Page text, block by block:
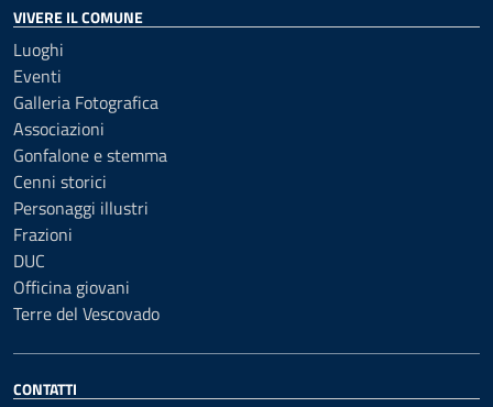
VIVERE IL COMUNE
Luoghi
Eventi
Galleria Fotografica
Associazioni
Gonfalone e stemma
Cenni storici
Personaggi illustri
Frazioni
DUC
Officina giovani
Terre del Vescovado
CONTATTI